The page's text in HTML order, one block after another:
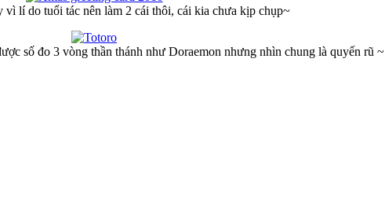
vì lí do tuổi tác nên làm 2 cái thôi, cái kia chưa kịp chụp~
số đo 3 vòng thần thánh như Doraemon nhưng nhìn chung là quyến rũ ~